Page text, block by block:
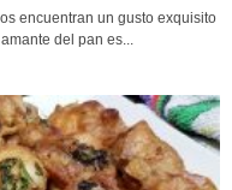
encuentran un gusto exquisito
del pan es...